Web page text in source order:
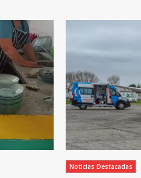
Noticias Destacadas